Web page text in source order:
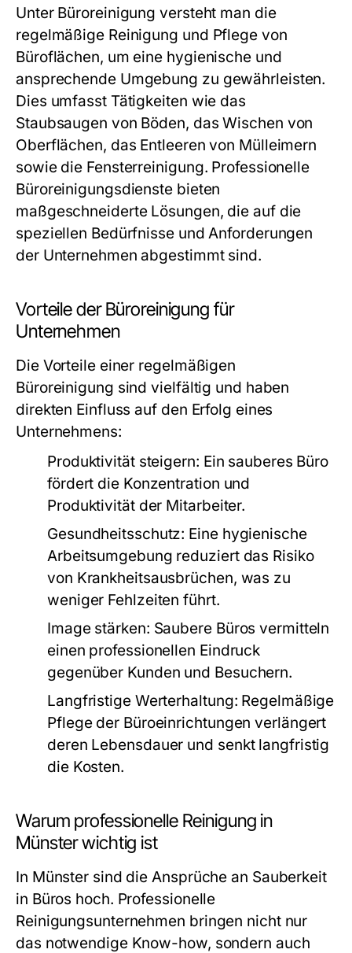
Unter Büroreinigung versteht man die
regelmäßige Reinigung und Pflege von
Büroflächen, um eine hygienische und
ansprechende Umgebung zu gewährleisten.
Dies umfasst Tätigkeiten wie das
Staubsaugen von Böden, das Wischen von
Oberflächen, das Entleeren von Mülleimern
sowie die Fensterreinigung. Professionelle
Büroreinigungsdienste bieten
maßgeschneiderte Lösungen, die auf die
speziellen Bedürfnisse und Anforderungen
der Unternehmen abgestimmt sind.
Vorteile der Büroreinigung für
Unternehmen
Die Vorteile einer regelmäßigen
Büroreinigung sind vielfältig und haben
direkten Einfluss auf den Erfolg eines
Unternehmens:
Produktivität steigern: Ein sauberes Büro
fördert die Konzentration und
Produktivität der Mitarbeiter.
Gesundheitsschutz: Eine hygienische
Arbeitsumgebung reduziert das Risiko
von Krankheitsausbrüchen, was zu
weniger Fehlzeiten führt.
Image stärken: Saubere Büros vermitteln
einen professionellen Eindruck
gegenüber Kunden und Besuchern.
Langfristige Werterhaltung: Regelmäßige
Pflege der Büroeinrichtungen verlängert
deren Lebensdauer und senkt langfristig
die Kosten.
Warum professionelle Reinigung in
Münster wichtig ist
In Münster sind die Ansprüche an Sauberkeit
in Büros hoch. Professionelle
Reinigungsunternehmen bringen nicht nur
das notwendige Know-how, sondern auch